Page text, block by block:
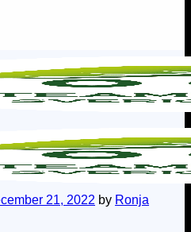
21, 2022 by Ronja